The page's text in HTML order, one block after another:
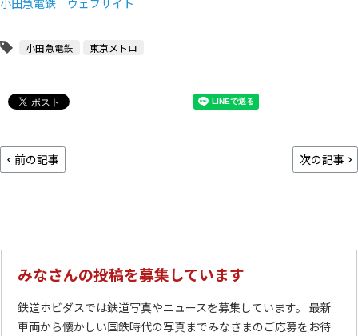
小田急電鉄 ウェブサイト
小田急電鉄 東京メトロ
前の記事 次の記事
みなさんの投稿を募集しています
鉄道ホビダスでは鉄道写真やニュースを募集しています。 最新
車両から懐かしい国鉄時代の写真までみなさまのご応募をお待